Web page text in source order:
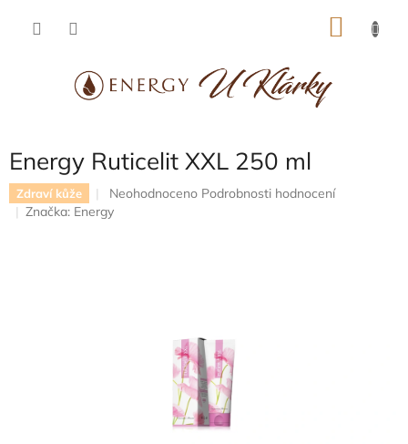
Energy Ruticelit XXL 250 ml
Zdraví kůže
Průměrné
hodnocení
Neohodnoceno Podrobnosti hodnocení
Značka: Energy